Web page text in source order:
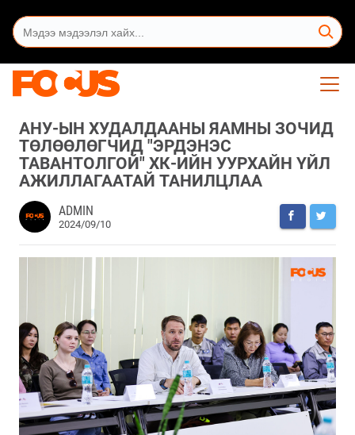
АНУ-ЫН ХУДАЛДААНЫ ЯАМНЫ ЗОЧИД
ТӨЛӨӨЛӨГЧИД "ЭРДЭНЭС
ТАВАНТОЛГОЙ" ХК-ИЙН УУРХАЙН ҮЙЛ
АЖИЛЛАГААТАЙ ТАНИЛЦЛАА
ADMIN
2024/09/10